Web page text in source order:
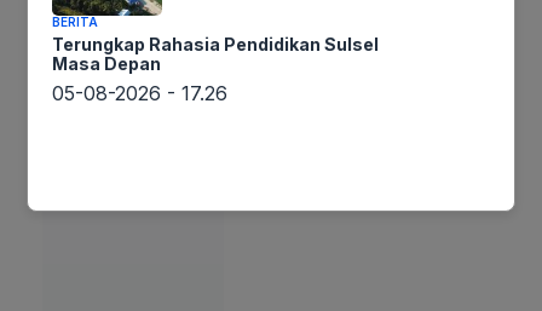
BERITA
Terungkap Rahasia Pendidikan Sulsel
Masa Depan
05-08-2026 - 17.26